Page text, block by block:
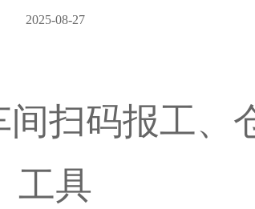
2025-08-27
扫码报工、
工具